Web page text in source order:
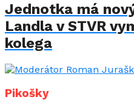
Jednotka má
Landla v STVR
kolega
Pikošky